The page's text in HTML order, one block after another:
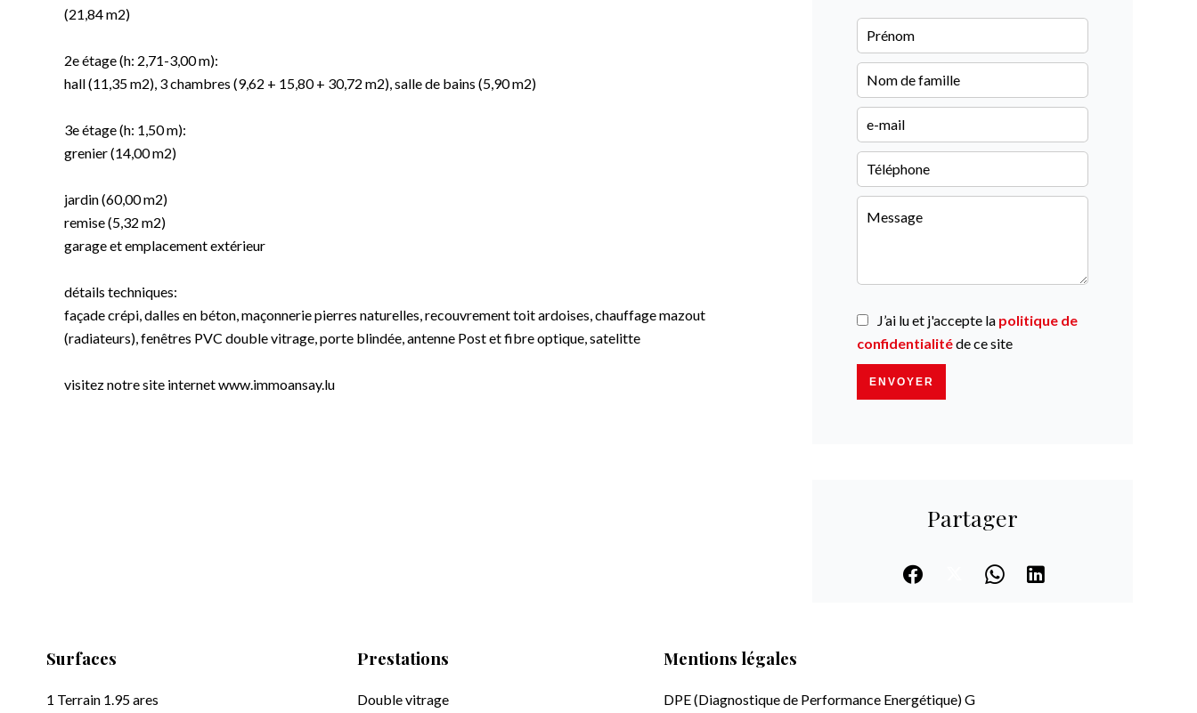
(21,84 m2)
2e étage (h: 2,71-3,00 m):
hall (11,35 m2), 3 chambres (9,62 + 15,80 + 30,72 m2), salle de bains (5,90 m2)
3e étage (h: 1,50 m):
grenier (14,00 m2)
jardin (60,00 m2)
remise (5,32 m2)
garage et emplacement extérieur
détails techniques:
façade crépi, dalles en béton, maçonnerie pierres naturelles, recouvrement toit ardoises, chauffage mazout
(radiateurs), fenêtres PVC double vitrage, porte blindée, antenne Post et fibre optique, satelitte
visitez notre site internet www.immoansay.lu
J’ai lu et j'accepte la politique de
confidentialitéde ce site
ENVOYER
Partager
Surfaces
1 Terrain 1.95 ares
Prestations
Double vitrage
Mentions légales
DPE (Diagnostique de Performance Energétique)G